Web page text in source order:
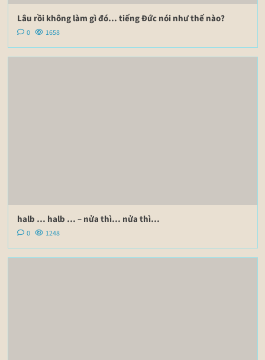
Lâu rồi không làm gì đó… tiếng Đức nói như thế nào?
0 1658
halb … halb … – nửa thì… nửa thì…
0 1248